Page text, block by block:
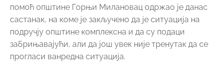
помоћ општине Горњи Милановац одржао је данас
састанак, на коме је закључено да је ситуација на
подручју општине комплексна и да су подаци
забрињавајући, али да још увек није тренутак да се
прогласи ванредна ситуација.